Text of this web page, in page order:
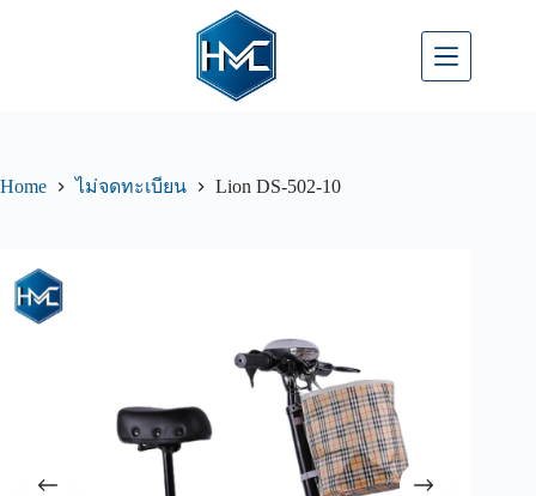
Home ไม่จดทะเบียน Lion DS-502-10